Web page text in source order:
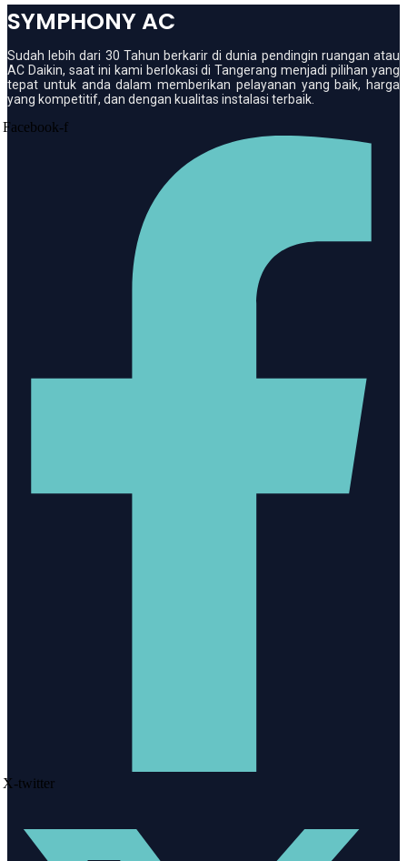
SYMPHONY AC
Sudah lebih dari 30 Tahun berkarir di dunia pendingin ruangan atau
AC Daikin, saat ini kami berlokasi di Tangerang menjadi pilihan yang
tepat untuk anda dalam memberikan pelayanan yang baik, harga
yang kompetitif, dan dengan kualitas instalasi terbaik.
Facebook-f
X-twitter